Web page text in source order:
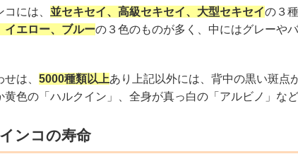
には、 並セキセイ、高級セキセイ、大型セキセイの３
イエロー、ブルーの３色のものが多く、中にはグレーや
は、 5000種類以上あり上記以外には、背中の黒い斑点
黄色の「ハルクイン」、全身が真っ白の「アルビノ」など
ンコの寿命